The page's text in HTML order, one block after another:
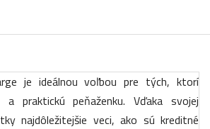
je ideálnou voľbou pre tých, ktorí
a praktickú peňaženku. Vďaka svojej
najdôležitejšie veci, ako sú kreditné